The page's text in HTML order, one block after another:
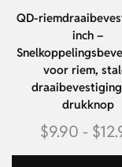
QD-
inch –
voor riem,
drukknop
$9.90 - $